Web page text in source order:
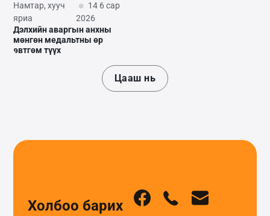
Намтар, хууч
яриа
14 6 сар
2026
Дэлхийн аваргын анхны
мөнгөн медальтны өр
өвтгөм түүх
Цааш нь
Холбоо барих